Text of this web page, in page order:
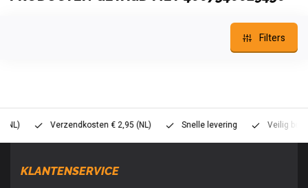
Filters
Verzendkosten € 2,95 (NL) Snelle levering Veilig betalen
KLANTENSERVICE